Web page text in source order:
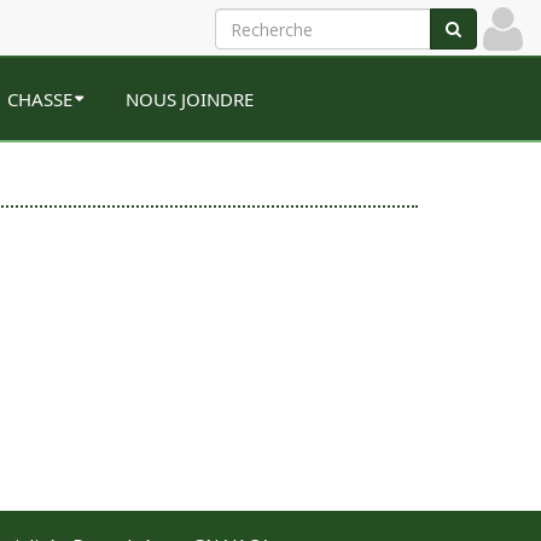
CHASSE NOUS JOINDRE